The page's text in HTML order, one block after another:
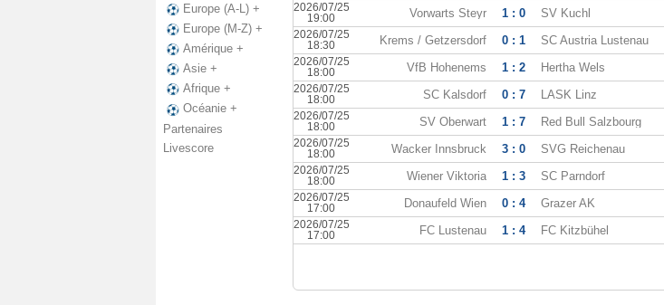
Europe (A-L) +
Europe (M-Z) +
Amérique +
Asie +
Afrique +
Océanie +
Partenaires
Livescore
2026/07/25
19:00
Vorwarts Steyr 1 : 0 SV Kuchl
2026/07/25
18:30
Krems / Getzersdorf 0 : 1 SC Austria Lustenau
2026/07/25
18:00
VfB Hohenems 1 : 2 Hertha Wels
2026/07/25
18:00
SC Kalsdorf 0 : 7 LASK Linz
2026/07/25
18:00
SV Oberwart 1 : 7 Red Bull Salzbourg
2026/07/25
18:00
Wacker Innsbruck 3 : 0 SVG Reichenau
2026/07/25
18:00
Wiener Viktoria 1 : 3 SC Parndorf
2026/07/25
17:00
Donaufeld Wien 0 : 4 Grazer AK
2026/07/25
17:00
FC Lustenau 1 : 4 FC Kitzbühel